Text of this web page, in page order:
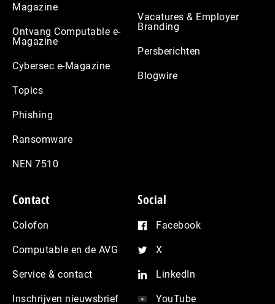
Magazine
Ontvang Computable e-
Magazine
Cybersec e-Magazine
Topics
Phishing
Ransomware
NEN 7510
Vacatures & Employer
Branding
Persberichten
Blogwire
Contact
Colofon
Computable en de AVG
Service & contact
Inschrijven nieuwsbrief
Social
Facebook
X
LinkedIn
YouTube